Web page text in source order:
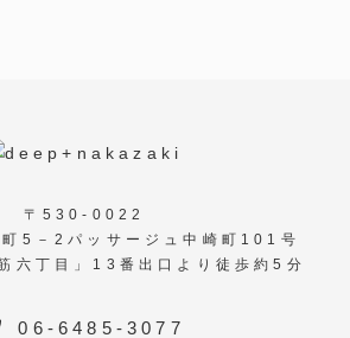
〒530-0022
町5－2パッサージュ中崎町101号
六丁目」13番出口より徒歩約5分
06-6485-3077